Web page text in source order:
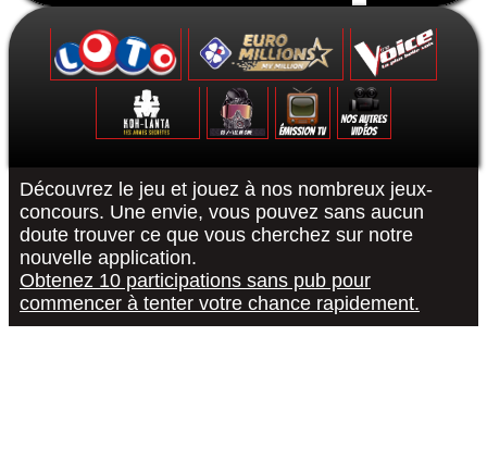
Formulaire de contact
Loto : le tirage du 27 août 2022
Euromillions : tirage du 6 septembre Euro
Koh-Lanta : Les Poteaux - La Finale - Koh-Lanta :
The Voice 10 - La Finale - 15/05/2021 The Voice
Le Grand Quiz - Permis De Conduire -
"R or B #RorB"
District Z : Épisode 3 - 25/12/2020 Les 12
Découvrez le jeu et jouez à nos nombreux jeux-
concours. Une envie, vous pouvez sans aucun
doute trouver ce que vous cherchez sur notre
nouvelle application.
Obtenez 10 participations sans pub pour
commencer à tenter votre chance rapidement.